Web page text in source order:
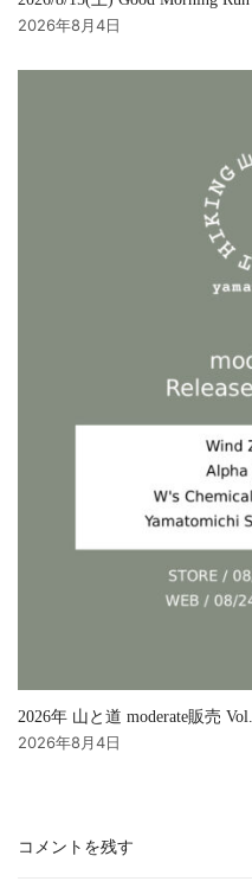
2026年8月4日
2026年 山と道 moderate販売
2026年8月4日
コメントを残す